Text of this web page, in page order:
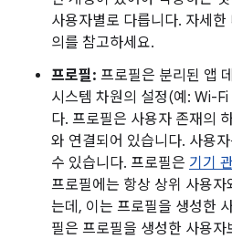
사용자별로 다릅니다. 자세한
의를 참고하세요.
프로필: 프로필은 분리된 앱
시스템 차원의 설정(예: Wi-
다. 프로필은 사용자 존재의
와 연결되어 있습니다. 사용
수 있습니다. 프로필은 기기
프로필에는 항상 상위 사용
는데, 이는 프로필을 생성한
필은 프로필을 생성한 사용자